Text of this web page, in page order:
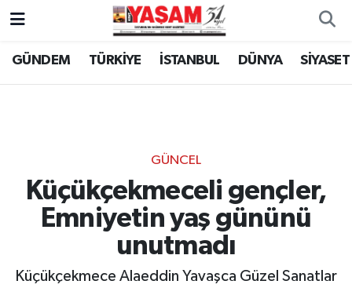
GÜNDEM TÜRKİYE İSTANBUL DÜNYA SİYASET
GÜNCEL
Küçükçekmeceli gençler,
Emniyetin yaş gününü
unutmadı
Küçükçekmece Alaeddin Yavaşca Güzel Sanatlar